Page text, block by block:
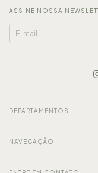
ASSINE NOSSA
DEPARTAMENTOS
NAVEGAÇÃO